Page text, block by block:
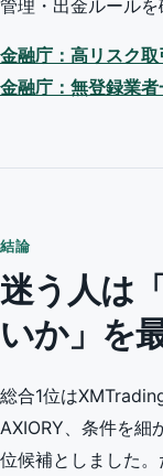
管理・出金ルールを
金融庁：高リスク
金融庁：無登録業
結論
迷う人は
いか」を
総合1位は
AXIORY、条件を細
位候補としました